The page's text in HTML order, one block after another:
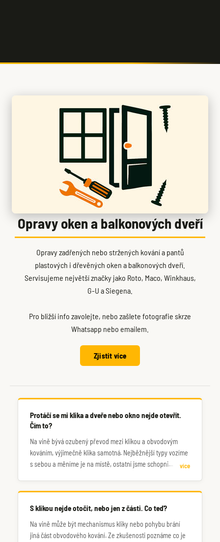
Opravy oken a balkonových dveří
Opravy zadřených nebo stržených kování a pantů
plastových i dřevěných oken a balkonových dveří.
Servisujeme největší značky jako Roto, Maco, Winkhaus,
G-U a Siegena.
Pro bližší info zavolejte, nebo zašlete fotografie skrze
Whatsapp nebo emailem.
Zjistit více
Protáčí se mi klika a dveře nebo okno nejde otevřít.
Čím to?
Na vině bývá ozubený převod mezi klikou a obvodovým
kováním, výjimečně klika samotná. Nejběžnější typy vozíme
s sebou a měníme je na místě, ostatní jsme schopni
více
S klikou nejde otočit, nebo jen z části. Co teď?
Na vině může být mechanismus kliky nebo pohybu brání
jiná část obvodového kování. Ze zkušenosti poznáme co je